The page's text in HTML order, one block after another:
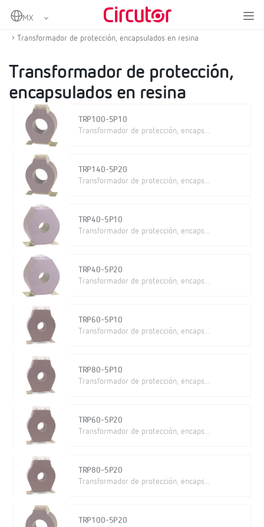
Home
Protección y control
Transformador de protección, encapsulados en resina
Transformador de protección,
encapsulados en resina
TRP100-5P10
Transformador de protección, encaps...
TRP140-5P20
Transformador de protección, encaps...
TRP40-5P10
Transformador de protección, encaps...
TRP40-5P20
Transformador de protección, encaps...
TRP60-5P10
Transformador de protección, encaps...
TRP80-5P10
Transformador de protección, encaps...
TRP60-5P20
Transformador de protección, encaps...
TRP80-5P20
Transformador de protección, encaps...
TRP100-5P20